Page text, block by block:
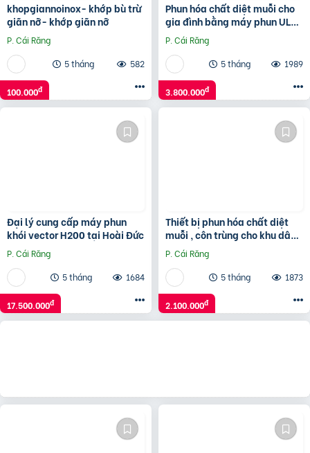
khopgiannoinox- khớp bù trừ
giãn nỡ- khớp giãn nỡ
P. Cái Răng
5 tháng
582
100.000đ
Phun hóa chất diệt muỗi cho
gia đình bằng máy phun ULV
KAWASAKI KS50 dạng sương
siêu mịn
P. Cái Răng
5 tháng
1989
3.800.000đ
Đại lý cung cấp máy phun
khói vector H200 tại Hoài Đức
P. Cái Răng
5 tháng
1684
17.500.000đ
Thiết bị phun hóa chất diệt
muỗi , côn trùng cho khu dân
cư Turbo Ba-6
P. Cái Răng
5 tháng
1873
2.100.000đ